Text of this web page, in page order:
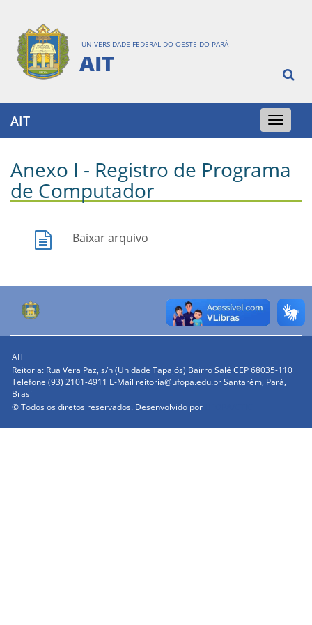
UNIVERSIDADE FEDERAL DO OESTE DO PARÁ
AIT
Toggle
navigation
AIT
Anexo I - Registro de Programa
de Computador
Baixar arquivo
AIT
Reitoria: Rua Vera Paz, s/n (Unidade Tapajós) Bairro Salé CEP 68035-110
Telefone (93) 2101-4911 E-Mail reitoria@ufopa.edu.br Santarém, Pará,
Brasil
© Todos os diretos reservados. Desenvolvido por